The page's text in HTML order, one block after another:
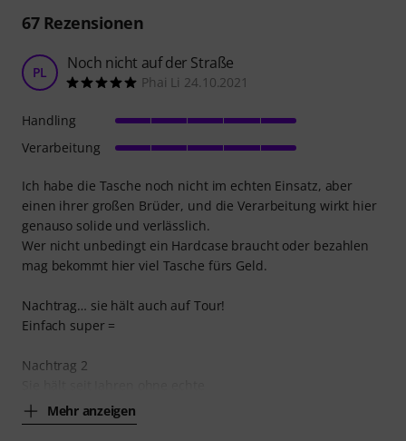
67Rezensionen
PL Noch nicht auf der Straße
Phai Li 24.10.2021
Ich habe die Tasche noch nicht im echten Einsatz, aber
einen ihrer großen Brüder, und die Verarbeitung wirkt hier
genauso solide und verlässlich.
Wer nicht unbedingt ein Hardcase braucht oder bezahlen
mag bekommt hier viel Tasche fürs Geld.
Nachtrag… sie hält auch auf Tour!
Einfach super =
Nachtrag 2
Mehr anzeigen
Handling
Verarbeitung